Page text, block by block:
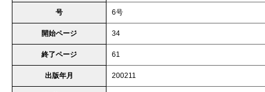
号 6号
開始ページ 34
終了ページ 61
出版年月 200211